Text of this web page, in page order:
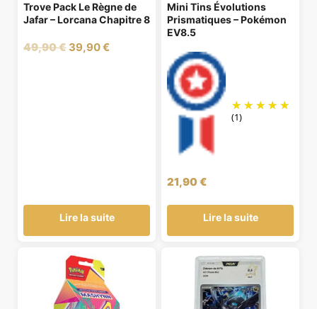
Trove Pack Le Règne de
Jafar – Lorcana Chapitre 8
49,90€ Le
39,90€Le
Lire la suite
Mini Tins Évolutions
Prismatiques – Pokémon
EV8.5
(1)
21,90€
Lire la suite